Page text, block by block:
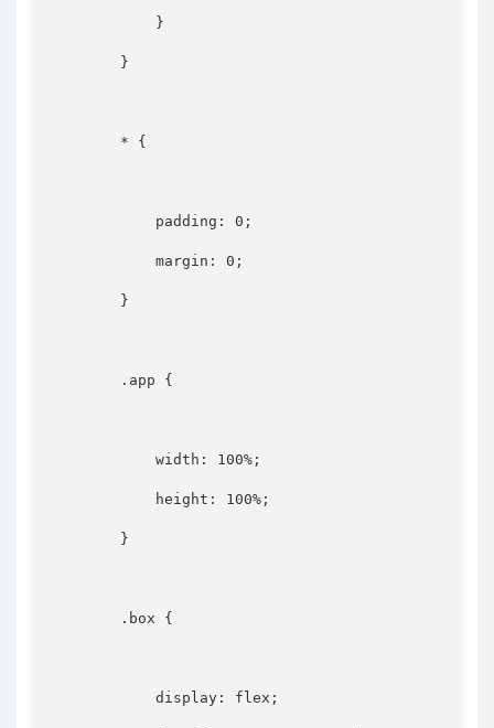
}
}
* {
padding : 0 ;
margin : 0 ;
}
.app {
width : 100% ;
height : 100% ;
}
.box {
display : flex ;